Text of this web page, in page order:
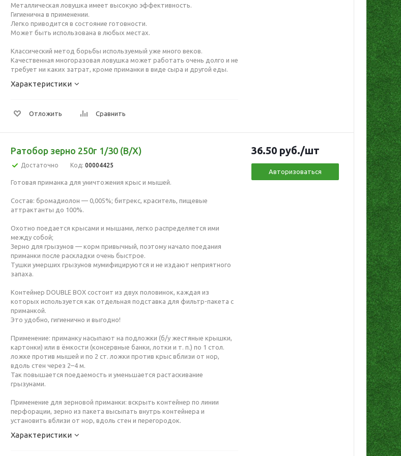
Металлическая ловушка имеет высокую эффективность.
Гигиенична в применении.
Легко приводится в состояние готовности.
Может быть использована в любых местах.
Классический метод борьбы используемый уже много веков.
Качественная многоразовая ловушка может работать очень долго и не
требует ни каких затрат, кроме приманки в виде сыра и другой еды.
Характеристики
Отложить Сравнить
Ратобор зерно 250г 1/30 (В/Х)
Достаточно Код: 00004425
Готовая приманка для уничтожения крыс и мышей.
Состав: бромадиолон — 0,005%; битрекс, краситель, пищевые
аттрактанты до 100%.
Охотно поедается крысами и мышами, легко распределяется ими
между собой;
Зерно для грызунов — корм привычный, поэтому начало поедания
приманки после раскладки очень быстрое.
Тушки умерших грызунов мумифицируются и не издают неприятного
запаха.
Контейнер DOUBLE BOX состоит из двух половинок, каждая из
которых используется как отдельная подставка для фильтр-пакета с
приманкой.
Это удобно, гигиенично и выгодно!
Применение: приманку насыпают на подложки (б/у жестяные крышки,
картонки) или в ёмкости (консервные банки, лотки и т. п.) по 1 стол.
ложке против мышей и по 2 ст. ложки против крыс вблизи от нор,
вдоль стен через 2–4 м.
Так повышается поедаемость и уменьшается растаскивание
грызунами.
Применение для зерновой приманки: вскрыть контейнер по линии
перфорации, зерно из пакета высыпать внутрь контейнера и
установить вблизи от нор, вдоль стен и перегородок.
Характеристики
36.50 руб./шт
Авторизоваться